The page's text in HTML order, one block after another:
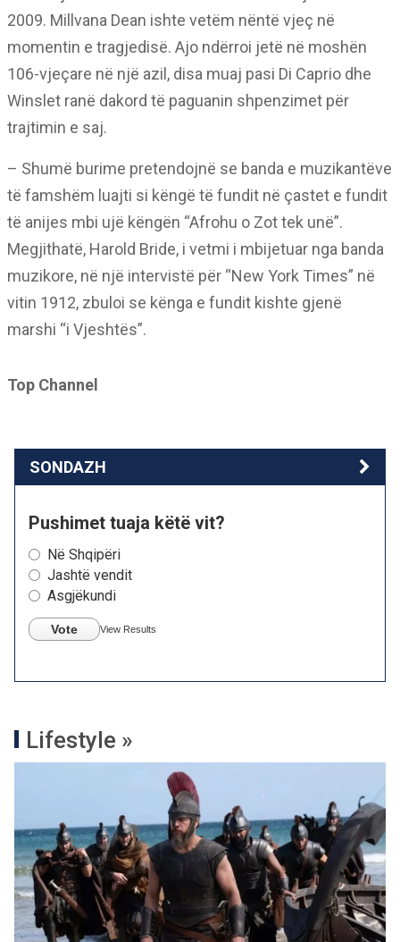
2009. Millvana Dean ishte vetëm nëntë vjeç në
momentin e tragjedisë. Ajo ndërroi jetë në moshën
106-vjeçare në një azil, disa muaj pasi Di Caprio dhe
Winslet ranë dakord të paguanin shpenzimet për
trajtimin e saj.
– Shumë burime pretendojnë se banda e muzikantëve
të famshëm luajti si këngë të fundit në çastet e fundit
të anijes mbi ujë këngën “Afrohu o Zot tek unë”.
Megjithatë, Harold Bride, i vetmi i mbijetuar nga banda
muzikore, në një intervistë për “New York Times” në
vitin 1912, zbuloi se kënga e fundit kishte gjenë
marshi “i Vjeshtës”.
Top Channel
SONDAZH
Pushimet tuaja këtë vit?
Në Shqipëri
Jashtë vendit
Asgjëkundi
Vote View Results
Lifestyle »